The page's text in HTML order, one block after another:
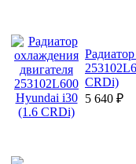
CRDi)
5 640 ₽